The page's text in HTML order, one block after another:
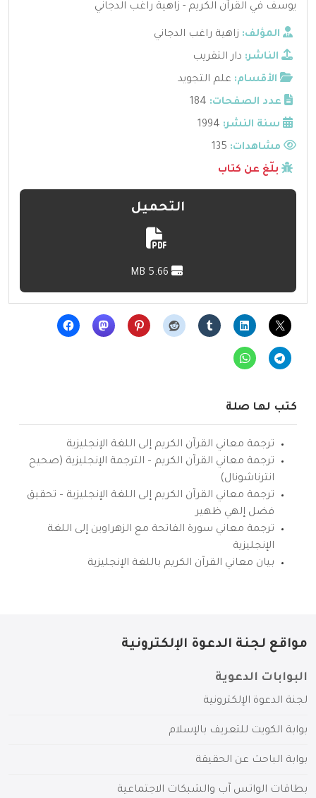
يوسف في القرآن الكريم - زاهية راغب الدجاني
المؤلف: زاهية راغب الدجاني
الناشر: دار التقريب
الأقسام: علم التجويد
عدد الصفحات: 184
سنة النشر: 1994
مشاهدات:
بلّغ عن كتاب
التحميل
كتب لها صلة
ترجمة معاني القرآن الكريم إلى اللغة الإنجليزية
ترجمة معاني القرآن الكريم – الترجمة الإنجليزية (صحيح
انترناشونال)
ترجمة معاني القرآن الكريم إلى اللغة الإنجليزية – تحقيق
فضل إلهي ظهير
ترجمة معاني سورة الفاتحة مع الزهراوين إلى اللغة
الإنجليزية
بيان معاني القرآن الكريم باللغة الإنجليزية
مواقع لجنة الدعوة الإلكترونية
البوابات الدعوية
لجنة الدعوة الإلكترونية
بوابة الكويت للتعريف بالإسلام
بوابة الباحث عن الحقيقة
بطاقات الواتس آب والشبكات الاجتماعية